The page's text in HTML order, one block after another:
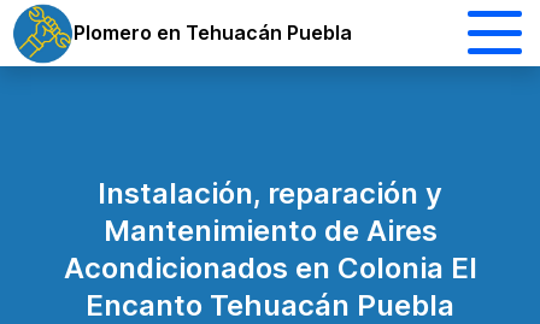
Plomero en Tehuacán Puebla
Instalación, reparación y
Mantenimiento de Aires
Acondicionados en Colonia El
Encanto Tehuacán Puebla